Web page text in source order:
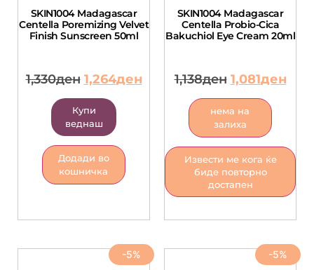
SKIN1004 Madagascar
Centella Poremizing Velvet
Finish Sunscreen 50ml
1,330ден 1,264ден
Купи
веднаш
Додади во
кошничка
SKIN1004 Madagascar
Centella Probio-Cica
Bakuchiol Eye Cream 20ml
1,138ден 1,081ден
нема на
залиха
Извести ме кога ќе
биде повторно
достапен
-5% -5%